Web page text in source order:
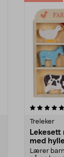
Treleker
Lekesett
med
Lærer